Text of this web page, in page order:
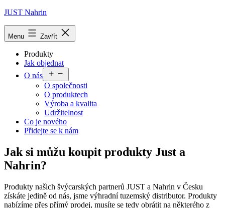
Přejít
JUST Nahrin
Menu Zavřít
Produkty
Jak objednat
O nás
menu
O společnosti
O produktech
Výroba a kvalita
Udržitelnost
Co je nového
Přidejte se k nám
Jak si můžu koupit produkty Just a
Nahrin?
Produkty našich švýcarských partnerů JUST a Nahrin v Česku
získáte jedině od nás, jsme výhradní tuzemský distributor. Produkty
nabízíme přes přímý prodej, musíte se tedy obrátit na některého z